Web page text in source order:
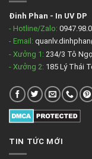
Đinh Phan - In UV DP
- Hotline/Zalo:
- Email:
- Xưởng 1: 234/3 Tô
- Xưởng 2: 185 Lý Thái
TIN TỨC MỚI